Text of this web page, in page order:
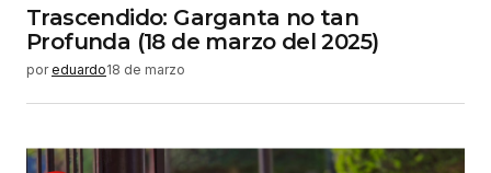
Trascendido: Garganta no tan
Profunda (18 de marzo del 2025)
por eduardo18 de marzo